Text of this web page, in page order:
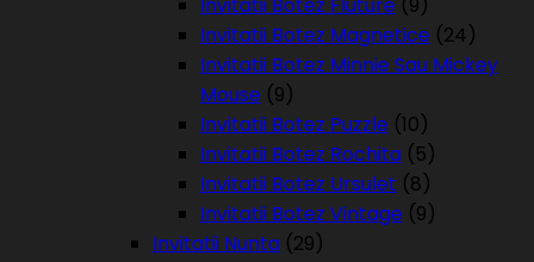
Invitatii Botez Magnetice (24)
Invitatii Botez Minnie Sau Mickey
Mouse (9)
Invitatii Botez Puzzle (10)
Invitatii Botez Rochita (5)
Invitatii Botez Ursulet (8)
Invitatii Botez Vintage (9)
Invitatii Nunta (29)